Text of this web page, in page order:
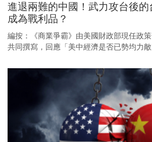
進退兩難的中國！武力攻台後
成為戰利品？
編按：《商業爭霸》由美國財政部現任政
共同撰寫，回應「美中經濟是否已勢均力
導權依然掌握在美國及其盟友手中，並指
敗的真正關鍵。不只《晶片戰爭》作者米
位國內專家好評推薦，包含汪浩、洪財隆
謝金河、顏擇雅等各界專家重磅推薦。 正
力後發現，中國的選擇相對美國有限，這
造成中國如何適應嚴峻的經濟環境。中國
加速撤離，台積電也因全球供應鏈斷裂而